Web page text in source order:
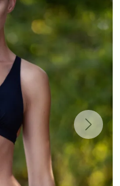
Next